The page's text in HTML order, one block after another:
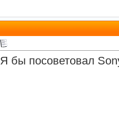
Я бы посоветовал